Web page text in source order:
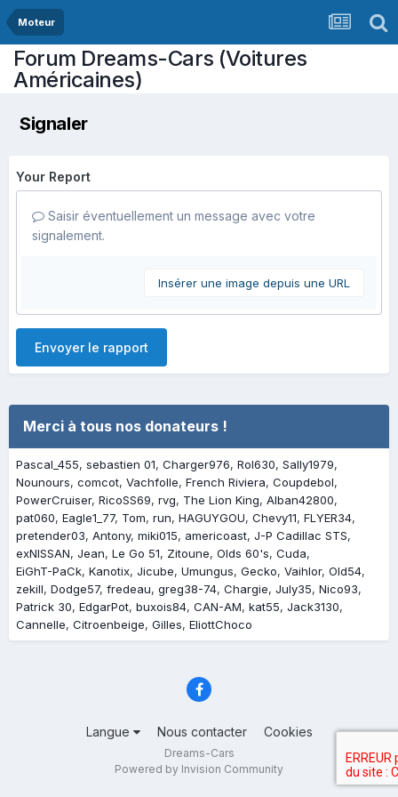
Moteur
Forum Dreams-Cars (Voitures
Américaines)
Signaler
Your Report
Saisir éventuellement un message avec votre
signalement.
Insérer une image depuis une URL
Envoyer le rapport
Merci à tous nos donateurs !
Pascal_455 sebastien 01 Charger976 Rol630 Sally1979
Nounours comcot Vachfolle French Riviera Coupdebol
PowerCruiser RicoSS69 rvg The Lion King Alban42800
pat060 Eagle1_77 Tom run HAGUYGOU Chevy11 FLYER34
pretender03 Antony miki015 americoast J-P Cadillac STS
exNISSAN Jean Le Go 51 Zitoune Olds 60's Cuda
EiGhT-PaCk Kanotix Jicube Umungus Gecko Vaihlor Old54
zekill Dodge57 fredeau greg38-74 Chargie July35 Nico93
Patrick 30 EdgarPot buxois84 CAN-AM kat55 Jack3130
Cannelle Citroenbeige Gilles EliottChoco
Langue Nous contacter Cookies
Dreams-Cars
Powered by Invision Community